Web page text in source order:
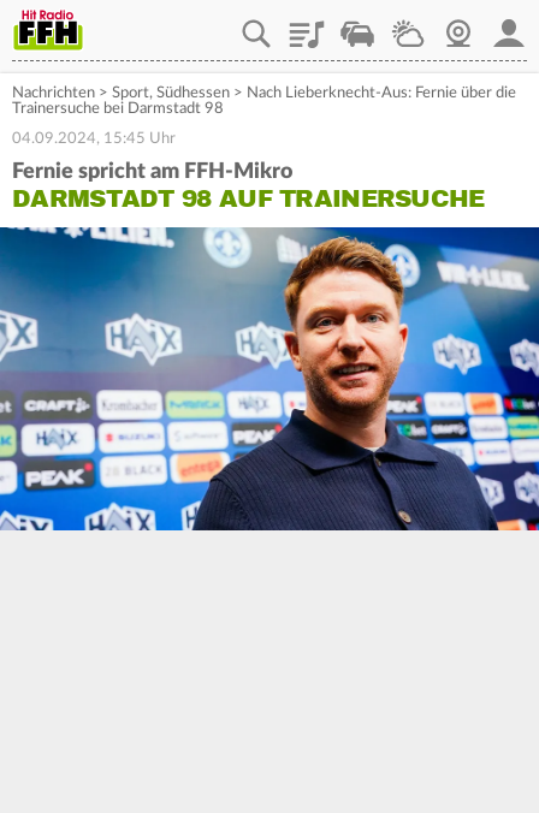
PlaylistStaupilotWetterWebcam
Nachrichten > Sport, Südhessen > Nach Lieberknecht-Aus: Fernie über die
Trainersuche bei Darmstadt 98
04.09.2024, 15:45 Uhr
Fernie spricht am FFH-Mikro
DARMSTADT 98 AUF TRAINERSUCHE